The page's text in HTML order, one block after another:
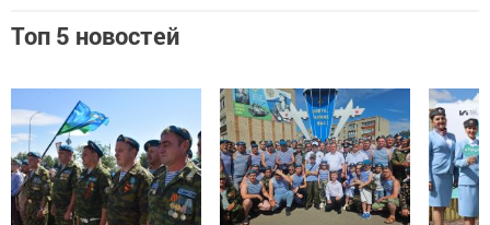
Топ 5 новостей